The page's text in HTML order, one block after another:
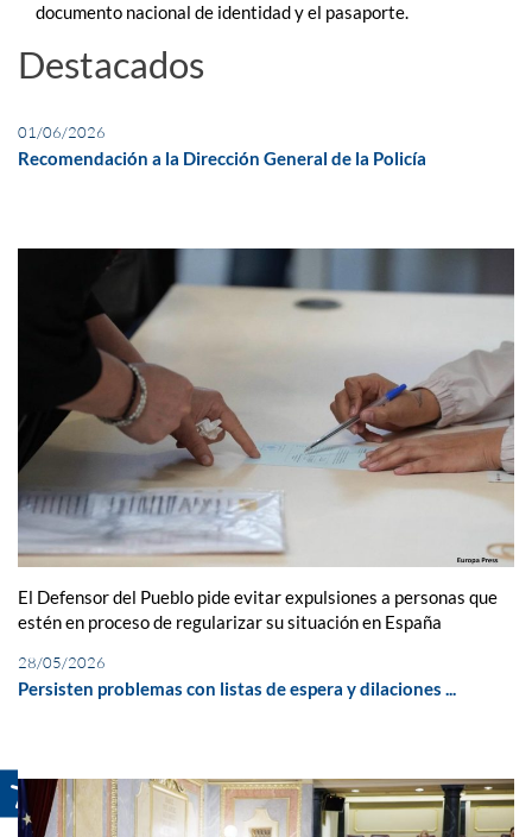
documento nacional de identidad y el pasaporte.
Destacados
01/06/2026
Recomendación a la Dirección General de la Policía
El Defensor del Pueblo pide evitar expulsiones a personas que
estén en proceso de regularizar su situación en España
28/05/2026
Persisten problemas con listas de espera y dilaciones ...